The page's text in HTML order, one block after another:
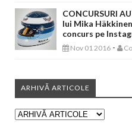
CONCURSURI
lui Mika
concurs pe
Nov 01 2016 -
ARHIVĂ ARTICOLE